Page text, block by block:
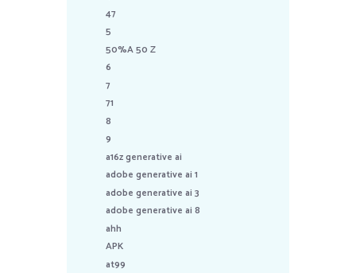
47
5
50%A 50 Z
6
7
71
8
9
a16z generative ai
adobe generative ai 1
adobe generative ai 3
adobe generative ai 8
ahh
APK
at99